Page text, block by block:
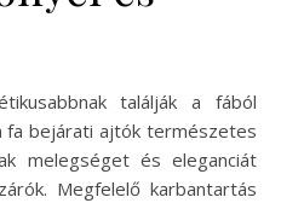
találják a fából
fa bejárati ajtók természetes
melegséget és eleganciát
Megfelelő karbantartás